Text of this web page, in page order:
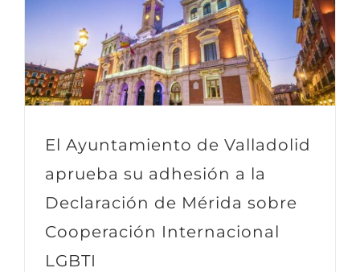
El Ayuntamiento de Valladolid
aprueba su adhesión a la
Declaración de Mérida sobre
Cooperación Internacional
LGBTI